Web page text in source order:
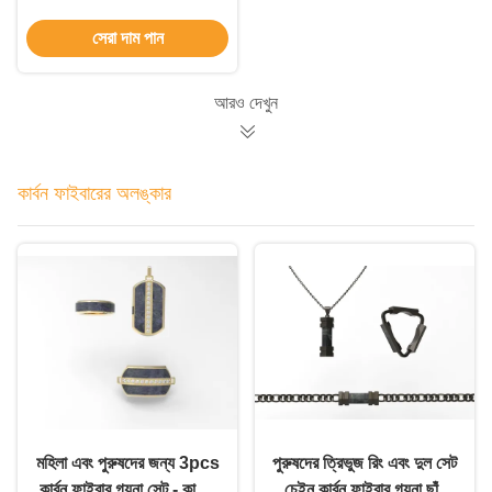
তৈরি
সেরা দাম পান
আরও দেখুন
কার্বন ফাইবারের অলঙ্কার
মহিলা এবং পুরুষদের জন্য 3pcs
পুরুষদের ত্রিভুজ রিং এবং দুল সেট